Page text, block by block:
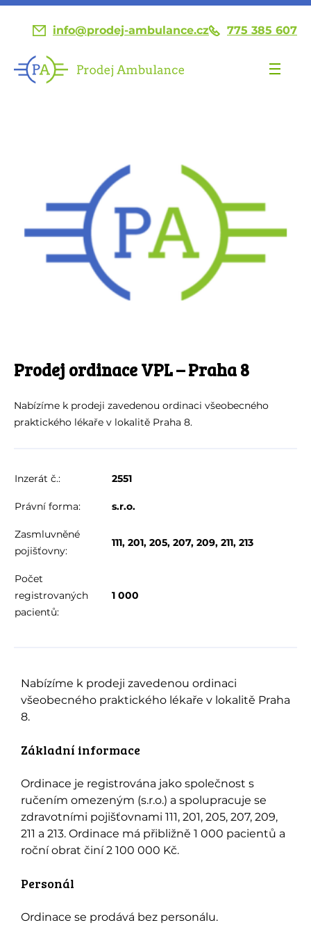
info@prodej-ambulance.cz 775 385 607
Prodej ordinace VPL – Praha 8
Nabízíme k prodeji zavedenou ordinaci všeobecného
praktického lékaře v lokalitě Praha 8.
Inzerát č.: 2551
Právní forma: s.r.o.
Zasmluvněné
pojišťovny:
111, 201, 205, 207, 209, 211, 213
Počet
registrovaných
pacientů:
1 000
Nabízíme k prodeji zavedenou ordinaci
všeobecného praktického lékaře v lokalitě Praha
8.
Základní informace
Ordinace je registrována jako společnost s
ručením omezeným (s.r.o.) a spolupracuje se
zdravotními pojišťovnami 111, 201, 205, 207, 209,
211 a 213. Ordinace má přibližně 1 000 pacientů a
roční obrat činí 2 100 000 Kč.
Personál
Ordinace se prodává bez personálu.